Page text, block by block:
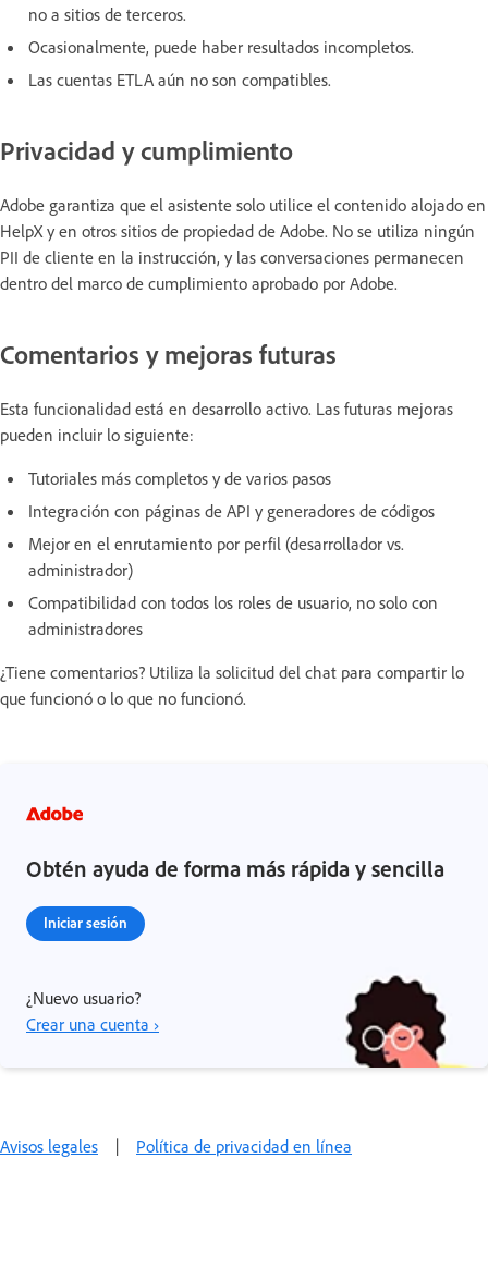
no a sitios de terceros.
Ocasionalmente, puede haber resultados incompletos.
Las cuentas ETLA aún no son compatibles.
Privacidad y cumplimiento
Adobe garantiza que el asistente solo utilice el contenido alojado en
HelpX y en otros sitios de propiedad de Adobe. No se utiliza ningún
PII de cliente en la instrucción, y las conversaciones permanecen
dentro del marco de cumplimiento aprobado por Adobe.
Comentarios y mejoras futuras
Esta funcionalidad está en desarrollo activo. Las futuras mejoras
pueden incluir lo siguiente:
Tutoriales más completos y de varios pasos
Integración con páginas de API y generadores de códigos
Mejor en el enrutamiento por perfil (desarrollador vs.
administrador)
Compatibilidad con todos los roles de usuario, no solo con
administradores
¿Tiene comentarios? Utiliza la solicitud del chat para compartir lo
que funcionó o lo que no funcionó.
Obtén ayuda de forma más rápida y sencilla
Iniciar sesión
¿Nuevo usuario?
Crear una cuenta ›
Avisos legales | Política de privacidad en línea